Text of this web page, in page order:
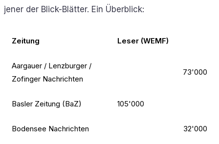
jener der Blick-Blätter. Ein Überblick:
Zeitung Leser (WEMF)
Aargauer / Lenzburger /
Zofinger Nachrichten
73'000
Basler Zeitung (BaZ) 105'000
Bodensee Nachrichten 32'000